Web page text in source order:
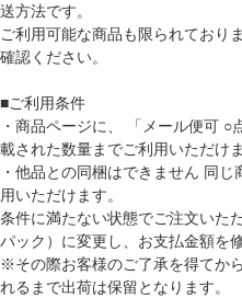
送方法です。
ご利用可能な商品も限られており
確認ください。
■ご利用条件
・商品ページに、 「メール便可
載された数量までご利用いただけま
・他品との同梱はできません 同
用いただけます。
条件に満たない状態でご注文いた
パック）に変更し、お支払金額を
※その際お客様のご了承を得てか
れるまで出荷は保留となります。